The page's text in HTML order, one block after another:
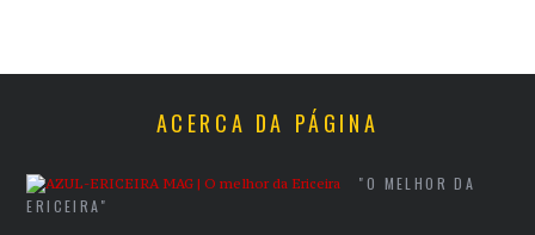
ACERCA DA PÁGINA
"O MELHOR DA
ERICEIRA"